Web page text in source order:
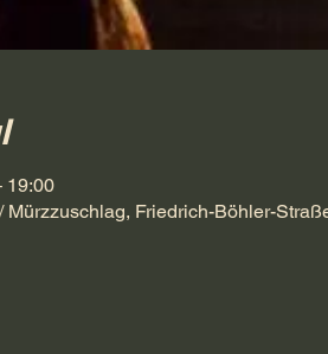
19:00
Mürzzuschlag, Friedrich-Böhler-